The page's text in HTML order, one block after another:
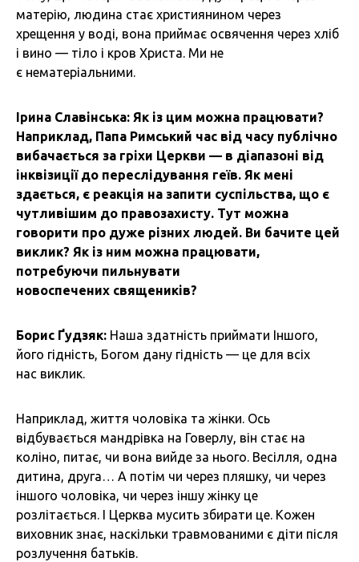
матерію, людина стає християнином через
хрещення у воді, вона приймає освячення через хліб
і вино — тіло і кров Христа. Ми не
є нематеріальними.
Ірина Славінська: Як із цим можна працювати?
Наприклад, Папа Римський час від часу публічно
вибачається за гріхи Церкви — в діапазоні від
інквізиції до переслідування геїв. Як мені
здається, є реакція на запити суспільства, що є
чутливішим до правозахисту. Тут можна
говорити про дуже різних людей. Ви бачите цей
виклик? Як із ним можна працювати,
потребуючи пильнувати
новоспечених священиків?
Борис Ґудзяк: Наша здатність приймати Іншого,
його гідність, Богом дану гідність — це для всіх
нас виклик.
Наприклад, життя чоловіка та жінки. Ось
відбувається мандрівка на Говерлу, він стає на
коліно, питає, чи вона вийде за нього. Весілля, одна
дитина, друга… А потім чи через пляшку, чи через
іншого чоловіка, чи через іншу жінку це
розлітається. І Церква мусить збирати це. Кожен
виховник знає, наскільки травмованими є діти після
розлучення батьків.